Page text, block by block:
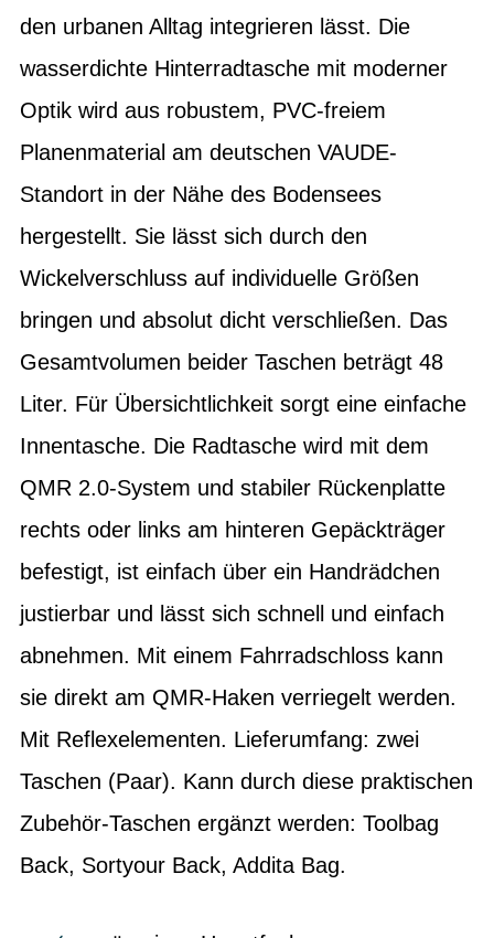
den urbanen Alltag integrieren lässt. Die
wasserdichte Hinterradtasche mit moderner
Optik wird aus robustem, PVC-freiem
Planenmaterial am deutschen VAUDE-
Standort in der Nähe des Bodensees
hergestellt. Sie lässt sich durch den
Wickelverschluss auf individuelle Größen
bringen und absolut dicht verschließen. Das
Gesamtvolumen beider Taschen beträgt 48
Liter. Für Übersichtlichkeit sorgt eine einfache
Innentasche. Die Radtasche wird mit dem
QMR 2.0-System und stabiler Rückenplatte
rechts oder links am hinteren Gepäckträger
befestigt, ist einfach über ein Handrädchen
justierbar und lässt sich schnell und einfach
abnehmen. Mit einem Fahrradschloss kann
sie direkt am QMR-Haken verriegelt werden.
Mit Reflexelementen. Lieferumfang: zwei
Taschen (Paar). Kann durch diese praktischen
Zubehör-Taschen ergänzt werden: Toolbag
Back, Sortyour Back, Addita Bag.